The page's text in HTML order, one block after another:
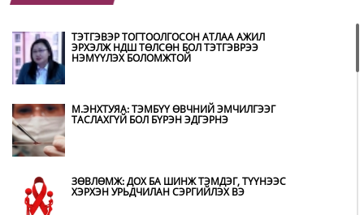
ҮЕР УСНЫ БОЛЗОШГҮЙ АЮУЛААС
БАЙНА
ТЭТГЭВЭР ТОГТООЛГОСОН АТЛАА АЖИЛ
ЭРХЭЛЖ НДШ ТӨЛСӨН БОЛ ТЭТГЭВРЭЭ
НЭМҮҮЛЭХ БОЛОМЖТОЙ
М.ЭНХТУЯА: ТЭМБҮҮ ӨВЧНИЙ ЭМЧИЛГЭЭГ
ТАСЛАХГҮЙ БОЛ БҮРЭН ЭДГЭРНЭ
ЗӨВЛӨМЖ: ДОХ БА ШИНЖ ТЭМДЭГ, ТҮҮНЭЭС
ХЭРХЭН УРЬДЧИЛАН СЭРГИЙЛЭХ ВЭ